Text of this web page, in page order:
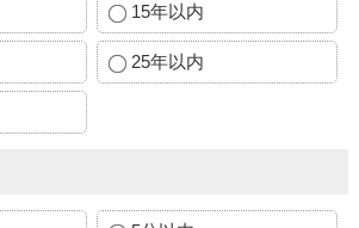
15年以内
25年以内